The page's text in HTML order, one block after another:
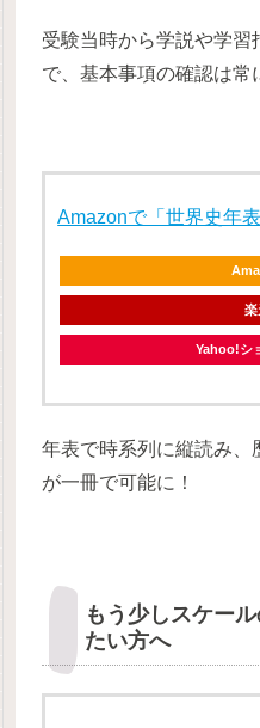
受験当時から学説や学
で、基本事項の確認は常
Amazonで「世界史年
楽
Yahoo!シ
年表で時系列に縦読み、
が一冊で可能に！
もう少しスケー
たい方へ